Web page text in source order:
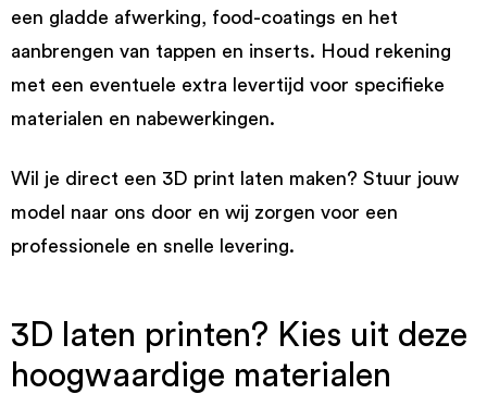
een gladde afwerking, food-coatings en het
aanbrengen van tappen en inserts. Houd rekening
met een eventuele extra levertijd voor specifieke
materialen en nabewerkingen.
Wil je direct een 3D print laten maken? Stuur jouw
model naar ons door en wij zorgen voor een
professionele en snelle levering.
3D laten printen? Kies uit deze
hoogwaardige materialen